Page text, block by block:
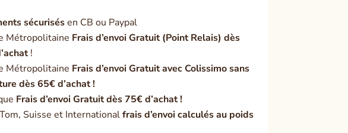
s sécurisésen CB ou Paypal
Métropolitaine Frais d’envoi Gratuit (Point Relais) dès
!
Métropolitaine Frais d’envoi Gratuit avec Colissimo sans
dès 65€ d’achat !
Frais d’envoi Gratuit dès 75€ d’achat !
Suisse et Internationalfrais d’envoi calculés au poids